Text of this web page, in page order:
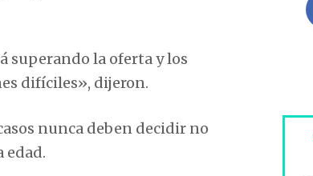
superando la oferta y los
difíciles», dijeron.
nunca deben decidir no
edad.